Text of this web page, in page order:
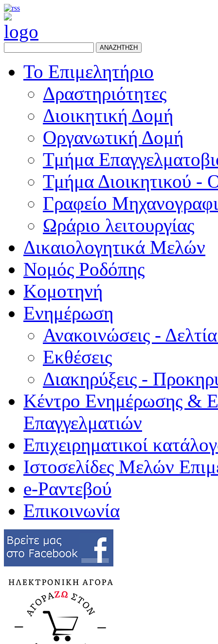
ΑΝΑΖΗΤΗΣΗ
Το Επιμελητήριο
Δραστηριότητες
Διοικητική Δομή
Οργανωτική Δομή
Τμήμα
Τμήμα Διοικητικού -
Γραφείο
Ωράριο λειτουργίας
Δικαιολογητικά Μελών
Νομός Ροδόπης
Κομοτηνή
Ενημέρωση
Ανακοινώσεις -
Εκθέσεις
Διακηρύξεις -
Κέντρο Ενημέρωσης &
Επαγγελματιών
Επιχειρηματικοί
Ιστοσελίδες Μελών
e-Ραντεβού
Επικοινωνία